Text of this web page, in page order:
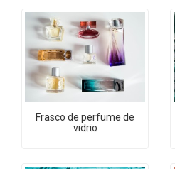
Frasco de perfume de
vidrio